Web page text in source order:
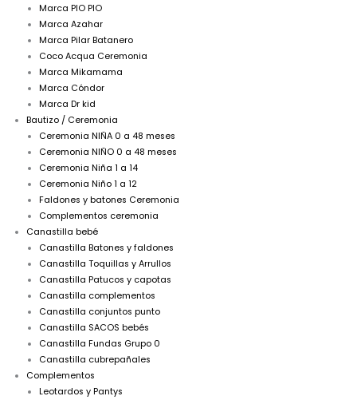
Marca PIO PIO
Marca Azahar
Marca Pilar Batanero
Coco Acqua Ceremonia
Marca Mikamama
Marca Cóndor
Marca Dr kid
Bautizo / Ceremonia
Ceremonia NIÑA 0 a 48 meses
Ceremonia NIÑO 0 a 48 meses
Ceremonia Niña 1 a 14
Ceremonia Niño 1 a 12
Faldones y batones Ceremonia
Complementos ceremonia
Canastilla bebé
Canastilla Batones y faldones
Canastilla Toquillas y Arrullos
Canastilla Patucos y capotas
Canastilla complementos
Canastilla conjuntos punto
Canastilla SACOS bebés
Canastilla Fundas Grupo 0
Canastilla cubrepañales
Complementos
Leotardos y Pantys